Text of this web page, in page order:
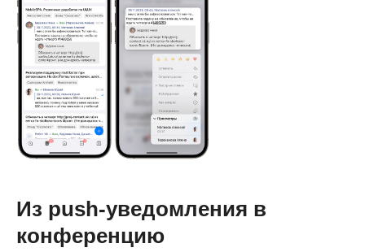
Из push-уведомления в
конференцию